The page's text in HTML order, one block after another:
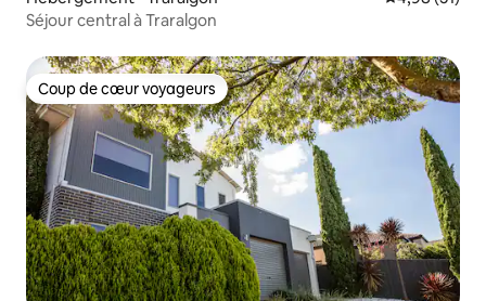
Séjour central à Traralgon
Coup de cœur voyageurs
Coup de cœur voyageurs